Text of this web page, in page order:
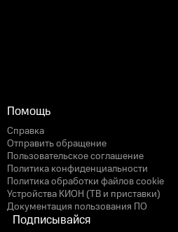
Помощь
Справка
Отправить обращение
Пользовательское соглашение
Политика конфиденциальности
Политика обработки файлов cookie
Устройства КИОН (ТВ и приставки)
Документация пользования ПО
Подписывайся